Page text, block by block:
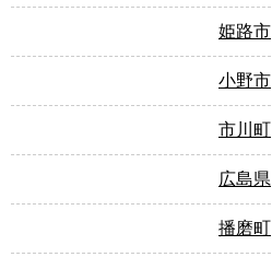
姫路市
小野市
市川町
広島県
播磨町